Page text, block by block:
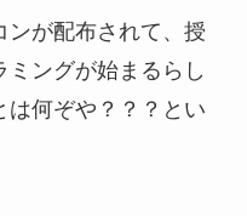
ンが配布されて、授
ングが始まるらし
は何ぞや？？？とい